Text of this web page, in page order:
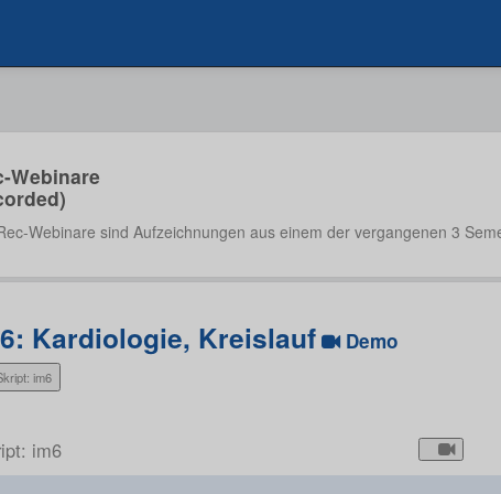
Webinare
Webinare sind Aufzeichnungen aus einem der vergangenen 3
Kardiologie, Kreislauf Demo
im6
im6